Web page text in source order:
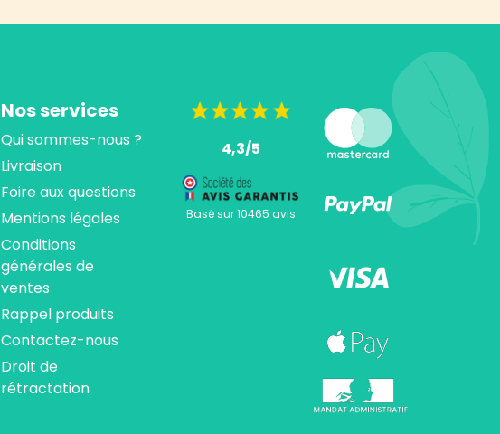
Nos services
Qui sommes-nous ?
Livraison
Foire aux questions
Mentions légales
Conditions
générales de
ventes
Rappel produits
Contactez-nous
Droit de
rétractation
4,3/5
Basé sur 10465 avis